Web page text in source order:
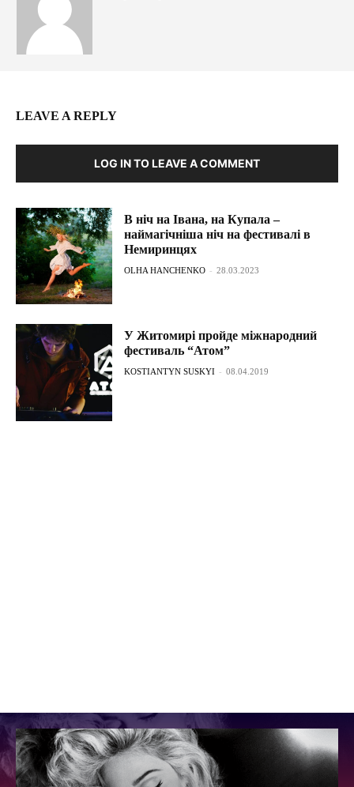
LEAVE A REPLY
LOG IN TO LEAVE A COMMENT
В ніч на Івана, на Купала –
наймагічніша ніч на фестивалі в
Немиринцях
OLHA HANCHENKO - 28.03.2023
У Житомирі пройде міжнародний
фестиваль “Атом”
KOSTIANTYN SUSKYI - 08.04.2019